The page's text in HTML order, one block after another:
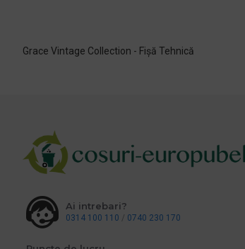
Grace Vintage Collection - Fișă Tehnică
Ai intrebari?
0314 100 110 / 0740 230 170